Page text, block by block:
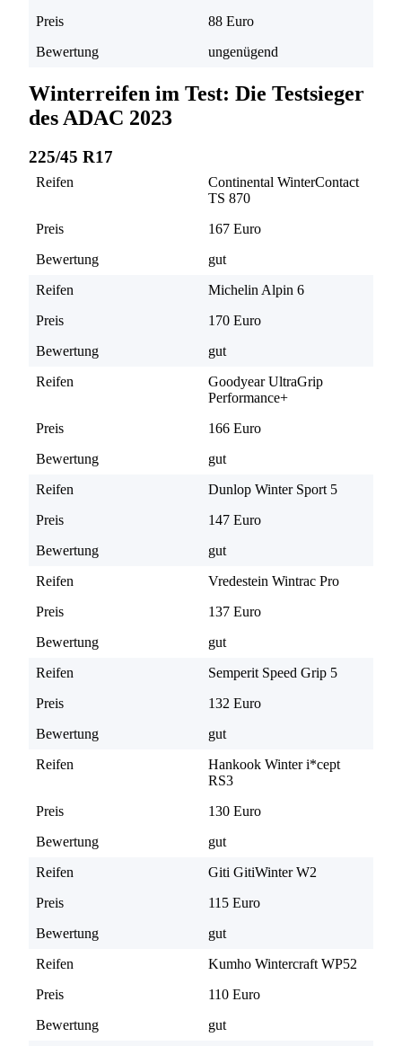
Preis
88 Euro
Bewertung
ungenügend
Winterreifen im Test: Die Testsieger
des ADAC 2023
225/45 R17
Reifen
Continental WinterContact
TS 870
Preis
167 Euro
Bewertung
gut
Reifen
Michelin Alpin 6
Preis
170 Euro
Bewertung
gut
Reifen
Goodyear UltraGrip
Performance+
Preis
166 Euro
Bewertung
gut
Reifen
Dunlop Winter Sport 5
Preis
147 Euro
Bewertung
gut
Reifen
Vredestein Wintrac Pro
Preis
137 Euro
Bewertung
gut
Reifen
Semperit Speed Grip 5
Preis
132 Euro
Bewertung
gut
Reifen
Hankook Winter i*cept
RS3
Preis
130 Euro
Bewertung
gut
Reifen
Giti GitiWinter W2
Preis
115 Euro
Bewertung
gut
Reifen
Kumho Wintercraft WP52
Preis
110 Euro
Bewertung
gut